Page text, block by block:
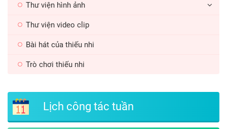
Thư viện hình ảnh
Thư viện video clip
Bài hát của thiếu nhi
Trò chơi thiếu nhi
Lịch công tác tuần